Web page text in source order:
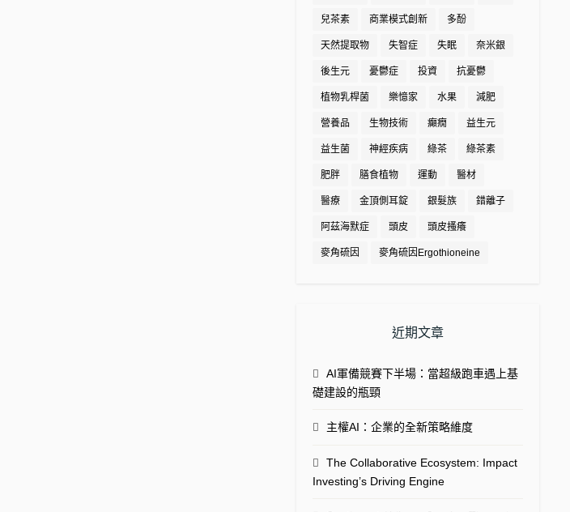
兒茶素 商業模式創新 多酚
天然提取物 失智症 失眠 奈米銀
後生元 憂鬱症 投資 抗憂鬱
植物乳桿菌 樂憶家 水果 減肥
營養品 生物技術 癲癇 益生元
益生菌 神經疾病 綠茶 綠茶素
肥胖 膳食植物 運動 醫材
醫療 金頂側耳錠 銀髮族 錯離子
阿茲海默症 頭皮 頭皮搔癢
麥角硫因 麥角硫因Ergothioneine
近期文章
AI軍備競賽下半場：當超級跑車遇上基
礎建設的瓶頸
主權AI：企業的全新策略維度
The Collaborative Ecosystem: Impact
Investing’s Driving Engine